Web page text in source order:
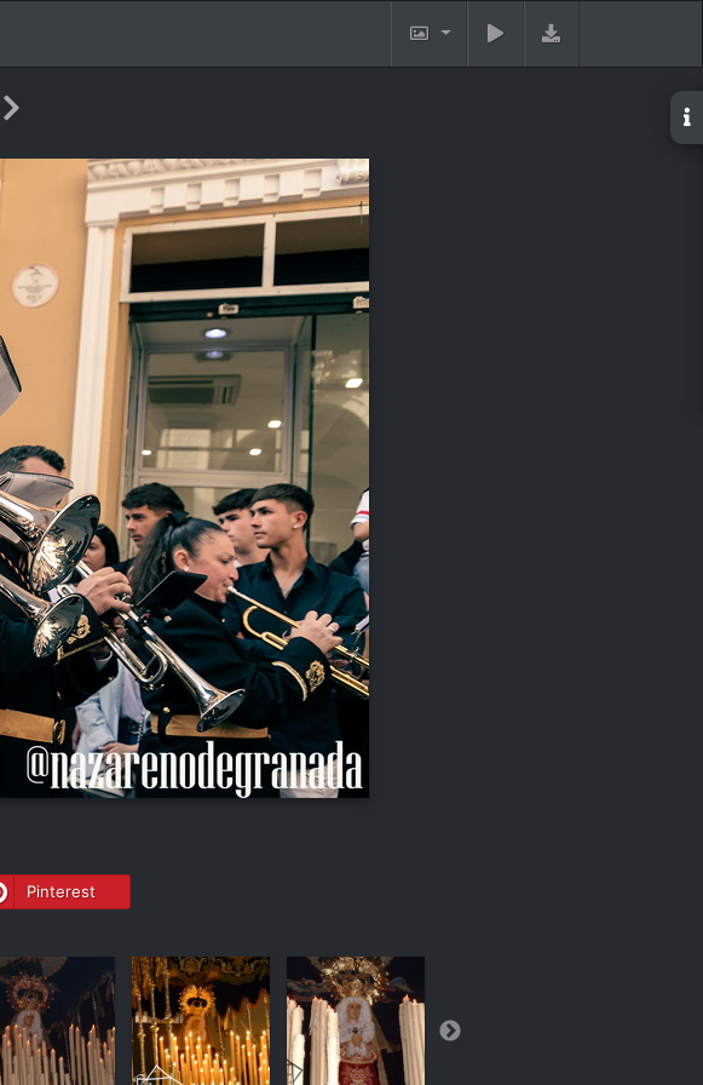
Pinterest